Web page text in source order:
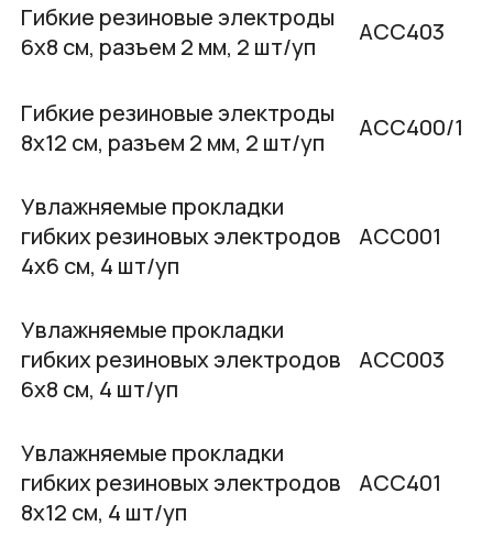
Гибкие резиновые электроды
6х8 см, разъем 2 мм, 2 шт/уп
АСС403
Гибкие резиновые электроды
8х12 см, разъем 2 мм, 2 шт/уп
АСС400/1
Увлажняемые прокладки
гибких резиновых электродов
4х6 см, 4 шт/уп
АСС001
Увлажняемые прокладки
гибких резиновых электродов
6х8 см, 4 шт/уп
АСС003
Увлажняемые прокладки
гибких резиновых электродов
8х12 см, 4 шт/уп
АСС401